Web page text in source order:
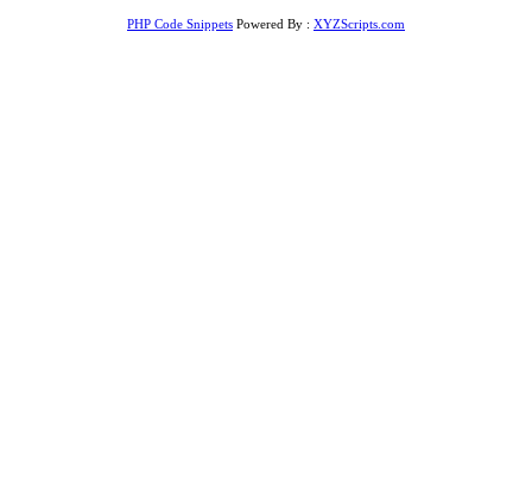
PHP Code Snippets Powered By : XYZScripts.com